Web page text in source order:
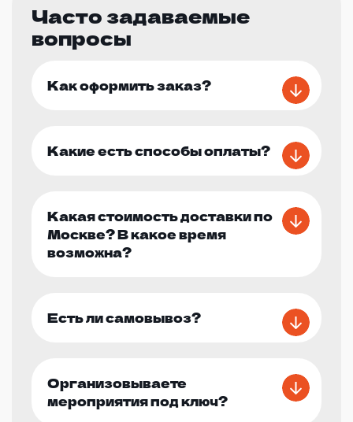
Часто задаваемые
вопросы
Как оформить заказ?
Какие есть способы оплаты?
Какая стоимость доставки по
Москве? В какое время
возможна?
Есть ли самовывоз?
Организовываете
мероприятия под ключ?